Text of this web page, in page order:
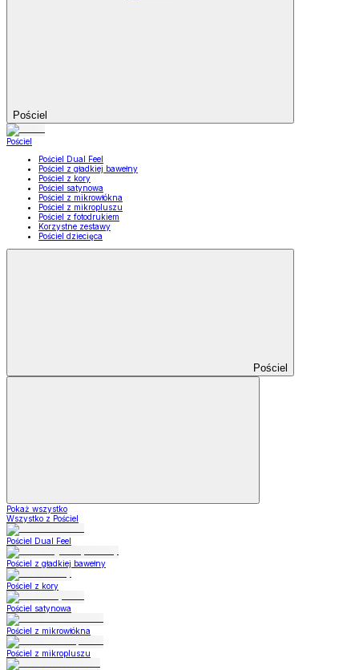
Pościel
Pościel
Pościel Dual Feel
Pościel z gładkiej bawełny
Pościel z kory
Pościel satynowa
Pościel z mikrowłókna
Pościel z mikropluszu
Pościel z fotodrukiem
Korzystne zestawy
Pościel dziecięca
Pościel
Pokaż wszystko
Wszystko z Pościel
Pościel Dual Feel
Pościel z gładkiej bawełny
Pościel z kory
Pościel satynowa
Pościel z mikrowłókna
Pościel z mikropluszu